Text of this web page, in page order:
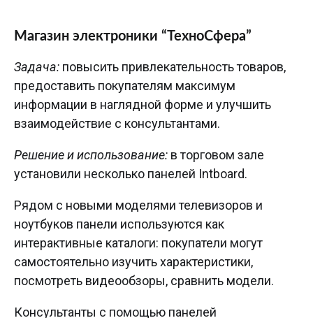
Магазин электроники “ТехноСфера”
Задача: повысить привлекательность товаров,
предоставить покупателям максимум
информации в наглядной форме и улучшить
взаимодействие с консультантами.
Решение и использование: в торговом зале
установили несколько панелей Intboard.
Рядом с новыми моделями телевизоров и
ноутбуков панели используются как
интерактивные каталоги: покупатели могут
самостоятельно изучить характеристики,
посмотреть видеообзоры, сравнить модели.
Консультанты с помощью панелей